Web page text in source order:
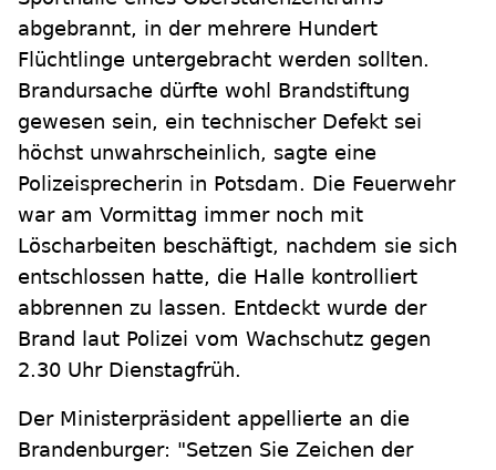
abgebrannt, in der mehrere Hundert
Flüchtlinge untergebracht werden sollten.
Brandursache dürfte wohl Brandstiftung
gewesen sein, ein technischer Defekt sei
höchst unwahrscheinlich, sagte eine
Polizeisprecherin in Potsdam. Die Feuerwehr
war am Vormittag immer noch mit
Löscharbeiten beschäftigt, nachdem sie sich
entschlossen hatte, die Halle kontrolliert
abbrennen zu lassen. Entdeckt wurde der
Brand laut Polizei vom Wachschutz gegen
2.30 Uhr Dienstagfrüh.
Der Ministerpräsident appellierte an die
Brandenburger: "Setzen Sie Zeichen der